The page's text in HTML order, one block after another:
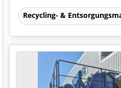
Recycling- &